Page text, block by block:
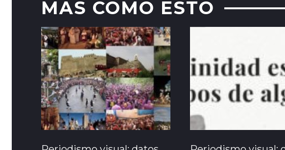
MAS COMO ESTO